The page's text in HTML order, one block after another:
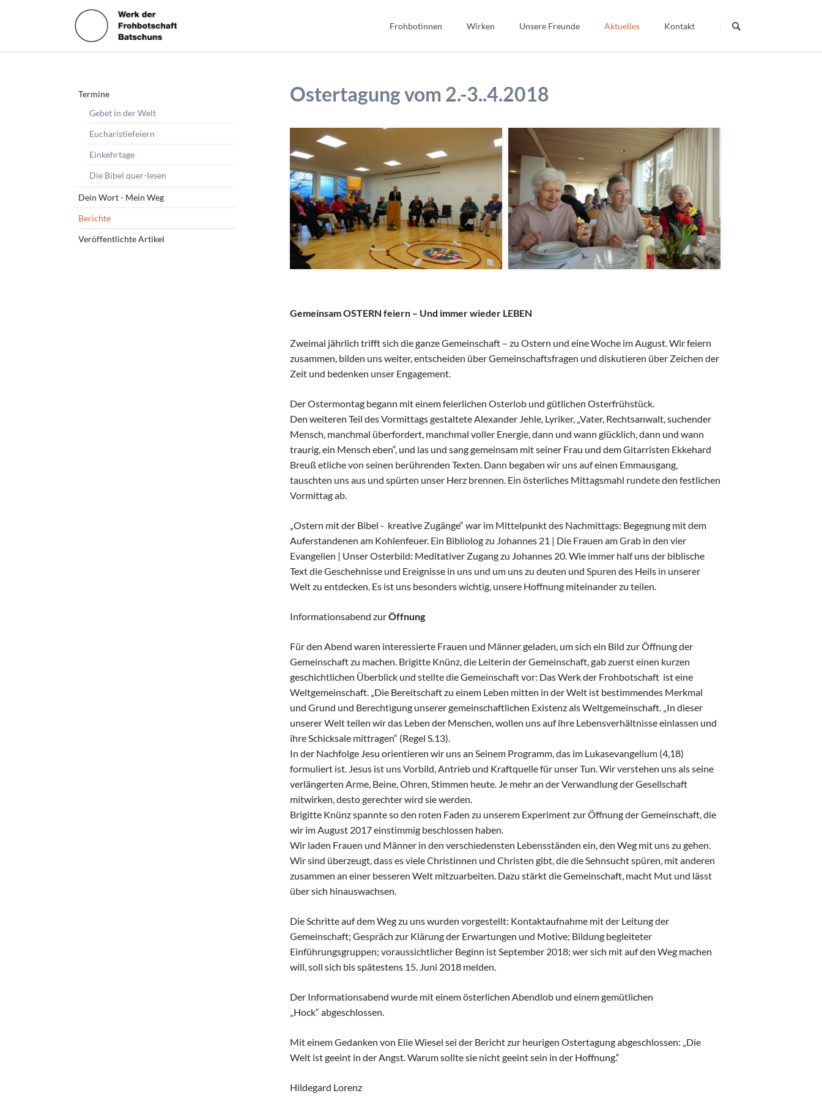
überspringen
Frohbotinnen
Wir Frohbotinnen
Wirken
Fonds Sauerteig
Gastfreundschaft
Interkulturell/Interreligiös
Unsere Freunde Aktuelles Kontakt
Ostertagung vom 2.-3..4.2018
Gemeinsam OSTERN feiern – Und immer wieder LEBEN
Zweimal jährlich trifft sich die ganze Gemeinschaft – zu Ostern und eine Woche im August. Wir feiern
zusammen, bilden uns weiter, entscheiden über Gemeinschaftsfragen und diskutieren über Zeichen der
Zeit und bedenken unser Engagement.
Der Ostermontag begann mit einem feierlichen Osterlob und gütlichen Osterfrühstück.
Den weiteren Teil des Vormittags gestaltete Alexander Jehle, Lyriker, „Vater, Rechtsanwalt, suchender
Mensch, manchmal überfordert, manchmal voller Energie, dann und wann glücklich, dann und wann
traurig, ein Mensch eben“, und las und sang gemeinsam mit seiner Frau und dem Gitarristen Ekkehard
Breuß etliche von seinen berührenden Texten. Dann begaben wir uns auf einen Emmausgang,
tauschten uns aus und spürten unser Herz brennen. Ein österliches Mittagsmahl rundete den festlichen
Vormittag ab.
„Ostern mit der Bibel - kreative Zugänge“ war im Mittelpunkt des Nachmittags: Begegnung mit dem
Auferstandenen am Kohlenfeuer. Ein Bibliolog zu Johannes 21 | Die Frauen am Grab in den vier
Evangelien | Unser Osterbild: Meditativer Zugang zu Johannes 20. Wie immer half uns der biblische
Text die Geschehnisse und Ereignisse in uns und um uns zu deuten und Spuren des Heils in unserer
Welt zu entdecken. Es ist uns besonders wichtig, unsere Hoffnung miteinander zu teilen.
Informationsabend zurÖffnung
Für den Abend waren interessierte Frauen und Männer geladen, um sich ein Bild zur Öffnung der
Gemeinschaft zu machen. Brigitte Knünz, die Leiterin der Gemeinschaft, gab zuerst einen kurzen
geschichtlichen Überblick und stellte die Gemeinschaft vor: Das Werk der Frohbotschaft ist eine
Weltgemeinschaft. „Die Bereitschaft zu einem Leben mitten in der Welt ist bestimmendes Merkmal
und Grund und Berechtigung unserer gemeinschaftlichen Existenz als Weltgemeinschaft. „In dieser
unserer Welt teilen wir das Leben der Menschen, wollen uns auf ihre Lebensverhältnisse einlassen und
ihre Schicksale mittragen“ (Regel S.13).
In der Nachfolge Jesu orientieren wir uns an Seinem Programm, das im Lukasevangelium (4,18)
formuliert ist. Jesus ist uns Vorbild, Antrieb und Kraftquelle für unser Tun. Wir verstehen uns als seine
verlängerten Arme, Beine, Ohren, Stimmen heute. Je mehr an der Verwandlung der Gesellschaft
mitwirken, desto gerechter wird sie werden.
Brigitte Knünz spannte so den roten Faden zu unserem Experiment zur Öffnung der Gemeinschaft, die
wir im August 2017 einstimmig beschlossen haben.
Wir laden Frauen und Männer in den verschiedensten Lebensständen ein, den Weg mit uns zu gehen.
Wir sind überzeugt, dass es viele Christinnen und Christen gibt, die die Sehnsucht spüren, mit anderen
zusammen an einer besseren Welt mitzuarbeiten. Dazu stärkt die Gemeinschaft, macht Mut und lässt
über sich hinauswachsen.
Die Schritte auf dem Weg zu uns wurden vorgestellt: Kontaktaufnahme mit der Leitung der
Gemeinschaft; Gespräch zur Klärung der Erwartungen und Motive; Bildung begleiteter
Einführungsgruppen; voraussichtlicher Beginn ist September 2018; wer sich mit auf den Weg machen
will, soll sich bis spätestens 15. Juni 2018 melden.
Der Informationsabend wurde mit einem österlichen Abendlob und einem gemütlichen
„Hock“ abgeschlossen.
Mit einem Gedanken von Elie Wiesel sei der Bericht zur heurigen Ostertagung abgeschlossen: „Die
Welt ist geeint in der Angst. Warum sollte sie nicht geeint sein in der Hoffnung.“
Hildegard Lorenz
Navigation
Termine
Gebet in der Welt
Eucharistiefeiern
Einkehrtage
Die Bibel quer-lesen
Dein Wort - Mein Weg
Berichte
Veröffentlichte Artikel